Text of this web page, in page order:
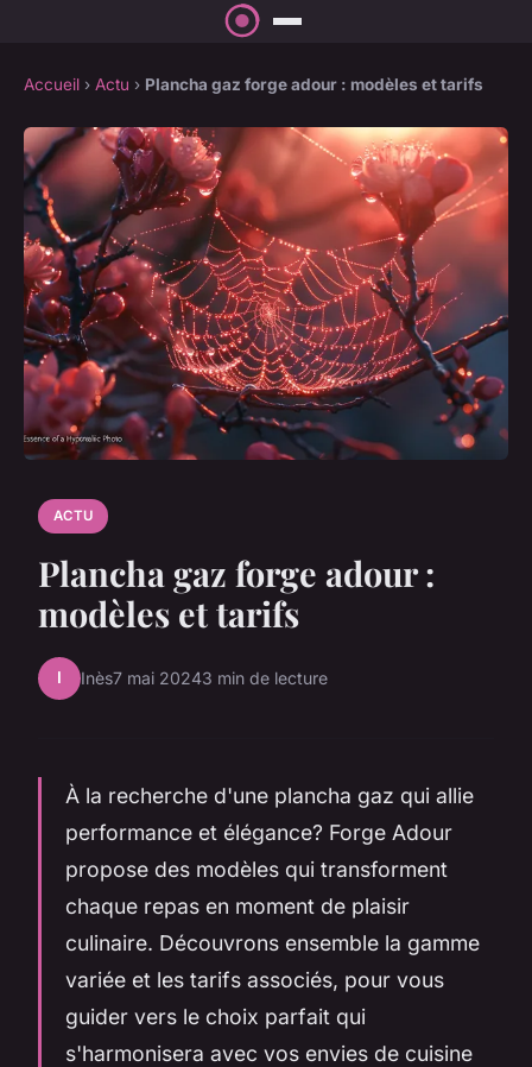
Accueil › Actu › Plancha gaz forge adour : modèles et tarifs
ACTU
Plancha gaz forge adour :
modèles et tarifs
I Inès7 mai 20243 min de lecture
À la recherche d'une plancha gaz qui allie
performance et élégance? Forge Adour
propose des modèles qui transforment
chaque repas en moment de plaisir
culinaire. Découvrons ensemble la gamme
variée et les tarifs associés, pour vous
guider vers le choix parfait qui
s'harmonisera avec vos envies de cuisine